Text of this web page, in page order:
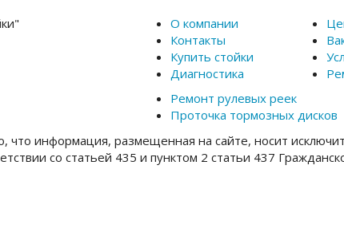
О компании
Контакты
Купить стойки
Диагностика
Ремонт рулевых реек
Проточка тормозных дисков
информация, размещенная на сайте, носит
со статьей 435 и пунктом 2 статьи 437